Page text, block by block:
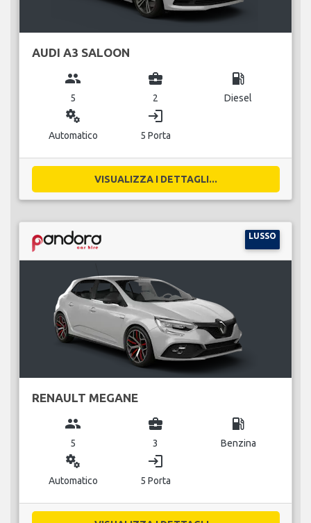
AUDI A3 SALOON
group
5
business_center
2
local_gas_station
Diesel
miscellaneous_services
Automatico
login
5 Porta
VISUALIZZA I DETTAGLI...
LUSSO
RENAULT MEGANE
group
5
business_center
3
local_gas_station
Benzina
miscellaneous_services
Automatico
login
5 Porta